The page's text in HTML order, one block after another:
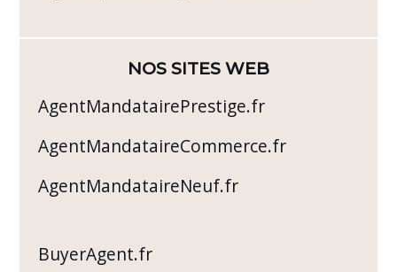
NOS SITES WEB
AgentMandatairePrestige.fr
AgentMandataireCommerce.fr
AgentMandataireNeuf.fr
BuyerAgent.fr